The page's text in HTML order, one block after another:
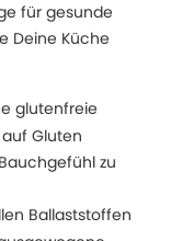
für gesunde
Deine Küche
glutenfreie
Gluten
zu
Ballaststoffen